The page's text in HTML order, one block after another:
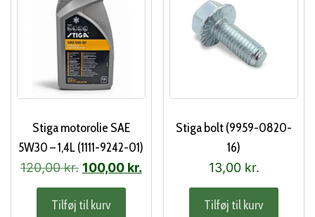
Stiga motorolie SAE
5W30 – 1,4L (1111-9242-01)
120,00kr. Den
oprindelige
pris
100,00 kr.Den
Tilføj til kurv
Stiga bolt (9959-0820-
16)
13,00 kr.
Tilføj til kurv